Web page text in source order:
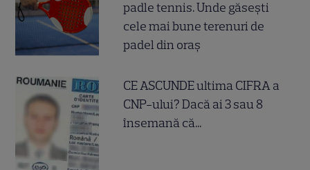
padle tennis. Unde găsești
cele mai bune terenuri de
padel din oraș
CE ASCUNDE ultima CIFRA a
CNP-ului? Dacă ai 3 sau 8
însemană că...